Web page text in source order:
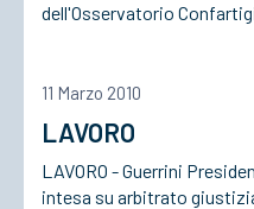
ACCEDI
dell'Osservatorio
11 Marzo 2010
LAVORO
LAVORO - Guerrini
intesa su arbitrato